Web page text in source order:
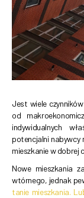
Jest wiele
od
indywidualnych
potencjalni nabywcy
mieszkanie w dobrej
Nowe mieszkania
wtórnego, jednak
tanie mieszkania.